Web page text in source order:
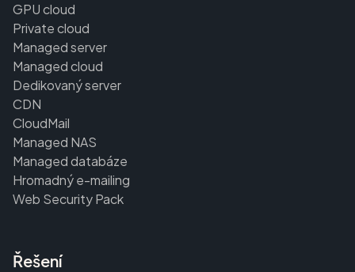
GPU cloud
Private cloud
Managed server
Managed cloud
Dedikovaný server
CDN
CloudMail
Managed NAS
Managed databáze
Hromadný e-mailing
Web Security Pack
Řešení